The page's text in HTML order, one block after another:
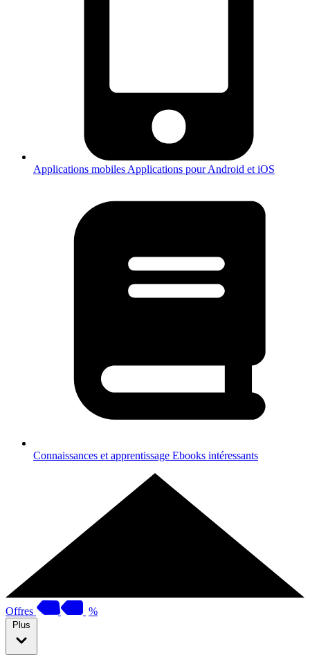
Applications mobiles Applications pour Android et iOS
Connaissances et apprentissage Ebooks intéressants
Offres %
Plus